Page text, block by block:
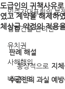
입주자대표회의 분
집합건물 관리단
유치권
사해행위
배당이의
도급인의 귀책사유
였고 계약을 해제하
체상금 약정의 적용
판례 해설
   통상적으로
지
수급인의 과실 예